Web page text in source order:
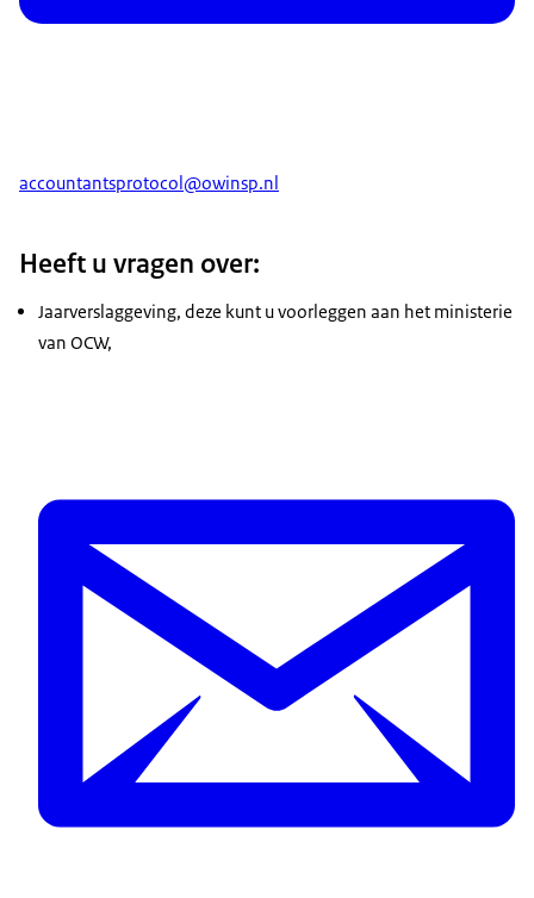
accountantsprotocol@owinsp.nl
Heeft u vragen over:
Jaarverslaggeving, deze kunt u voorleggen aan het ministerie
van OCW,